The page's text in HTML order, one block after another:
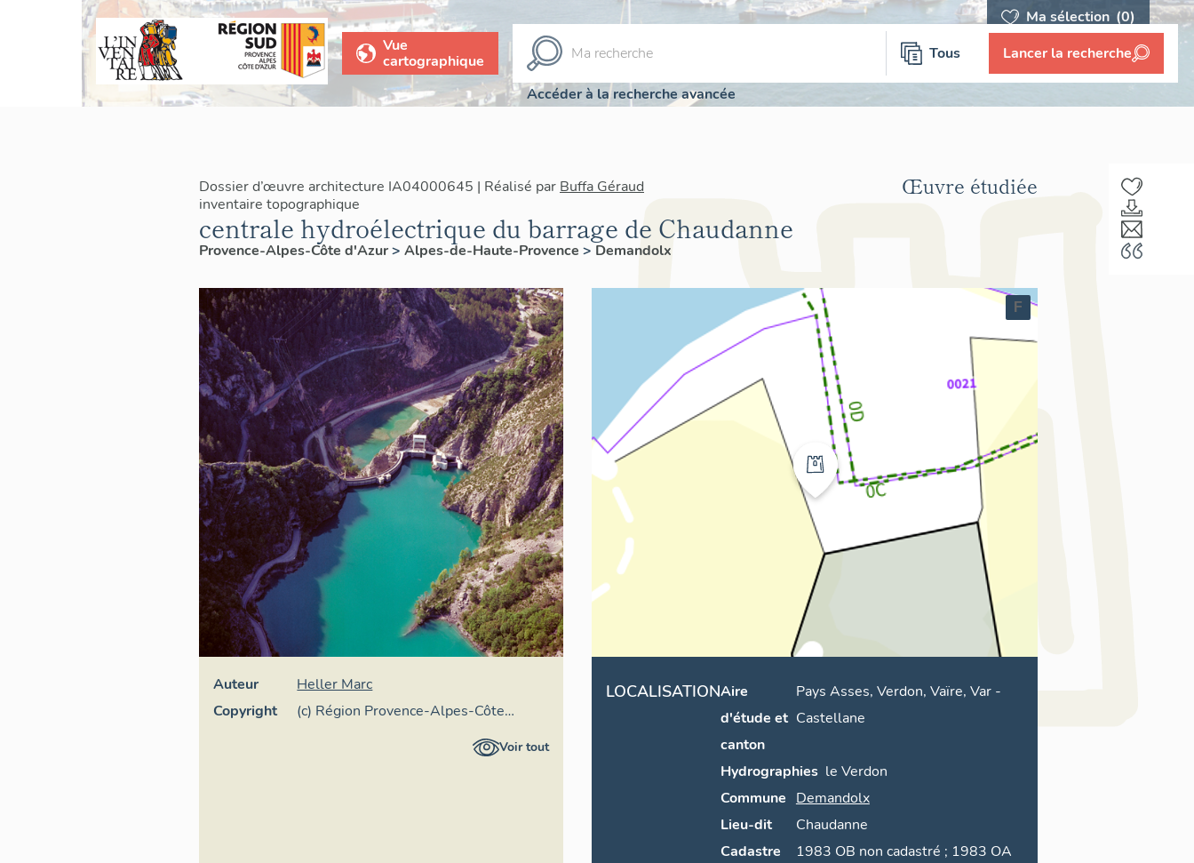
Ma sélection (0)
Vue
cartographique
Tous Lancer la recherche
Accéder à la recherche avancée
Dossier d’œuvre architecture IA04000645 | Réalisé par Buffa Géraud
inventaire topographique
centrale hydroélectrique du barrage de Chaudanne
Provence-Alpes-Côte d'Azur> Alpes-de-Haute-Provence > Demandolx
Œuvre étudiée
Auteur
Heller Marc
Copyright
(c) Région Provence-Alpes-Côte
Voir tout
F
LOCALISATIONAire
d'étude et
canton
Pays Asses, Verdon, Vaïre, Var-
Castellane
Hydrographies le Verdon
Commune Demandolx
Lieu-dit
Chaudanne
Cadastre
1983 OB non cadastré ; 1983 OA